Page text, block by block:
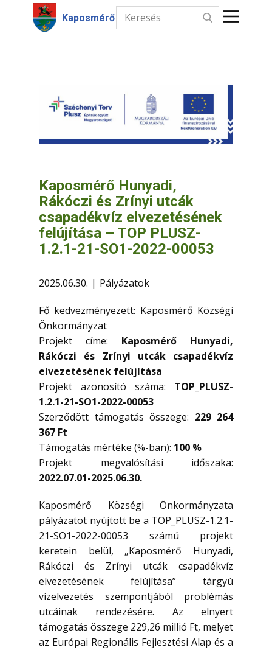
Kaposmérő
Intézmények
Információk
Kapcsolat
Kaposmérő Hunyadi,
Rákóczi és Zrínyi utcák
csapadékvíz elvezetésének
felújítása – TOP PLUSZ-
1.2.1-21-SO1-2022-00053
2025.06.30. Pályázatok
Fő kedvezményezett: Kaposmérő Községi
Önkormányzat
Projekt címe: Kaposmérő Hunyadi,
Rákóczi és Zrínyi utcák csapadékvíz
elvezetésének felújítása
Projekt azonosító száma: TOP_PLUSZ-
1.2.1-21-SO1-2022-00053
Szerződött támogatás összege: 229 264
367 Ft
Támogatás mértéke (%-ban): 100 %
Projekt megvalósítási időszaka:
2022.07.01-2025.06.30.
Kaposmérő Községi Önkormányzata
pályázatot nyújtott be a TOP_PLUSZ-1.2.1-
21-SO1-2022-00053 számú projekt
keretein belül, „Kaposmérő Hunyadi,
Rákóczi és Zrínyi utcák csapadékvíz
elvezetésének felújítása” tárgyú
vízelvezetés szempontjából problémás
utcáinak rendezésére. Az elnyert
támogatás összege 229,26 millió Ft, melyet
az Európai Regionális Fejlesztési Alap és a